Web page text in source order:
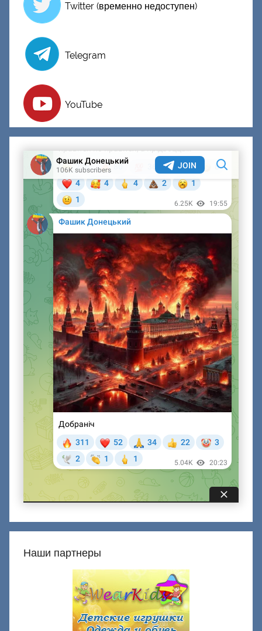
Twitter (временно недоступен)
Telegram
YouTube
Наши партнеры